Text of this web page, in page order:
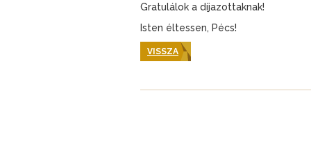
Gratulálok a díjazottaknak!
Isten éltessen, Pécs!
VISSZA